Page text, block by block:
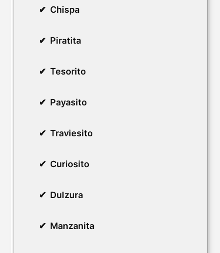
Chispa
Piratita
Tesorito
Payasito
Traviesito
Curiosito
Dulzura
Manzanita